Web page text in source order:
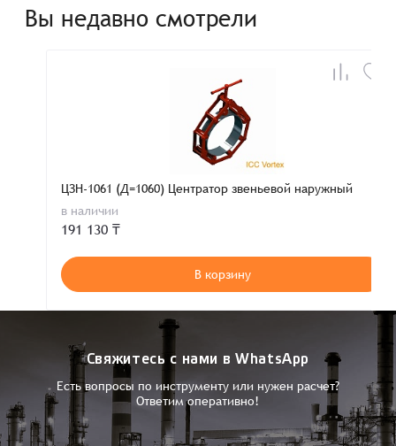
Вы недавно смотрели
ЦЗН-1061 (Д=1060) Центратор звеньевой наружный
в наличии
191 130 ₸
В корзину
Свяжитесь с нами в WhatsApp
Есть вопросы по инструменту или нужен расчет?
Ответим оперативно!